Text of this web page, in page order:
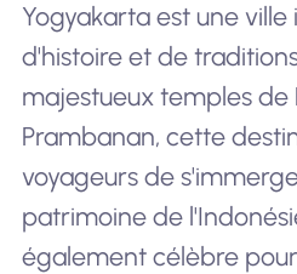
Yogyakarta est une
d'histoire et de
majestueux temples
Prambanan, cette
voyageurs de
patrimoine de
également célèbre